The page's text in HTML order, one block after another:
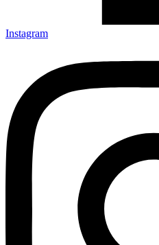
Instagram